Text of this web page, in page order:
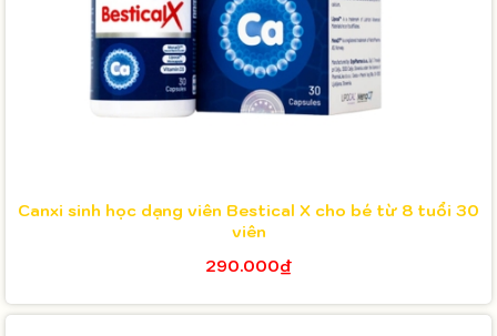
Canxi sinh học dạng viên Bestical X cho bé từ 8 tuổi 30
viên
290.000₫